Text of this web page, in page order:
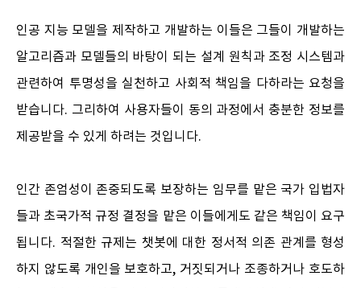
인공 지능 모델을 제작하고 개발하는 이들은 그들이 개발하는
알고리즘과 모델들의 바탕이 되는 설계 원칙과 조정 시스템과
관련하여 투명성을 실천하고 사회적 책임을 다하라는 요청을
받습니다. 그리하여 사용자들이 동의 과정에서 충분한 정보를
제공받을 수 있게 하려는 것입니다.
인간 존엄성이 존중되도록 보장하는 임무를 맡은 국가 입법자
들과 초국가적 규정 결정을 맡은 이들에게도 같은 책임이 요구
됩니다. 적절한 규제는 챗봇에 대한 정서적 의존 관계를 형성
하지 않도록 개인을 보호하고, 거짓되거나 조종하거나 호도하